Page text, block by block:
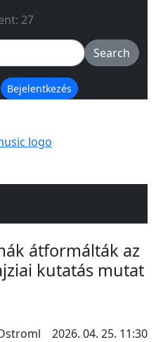
27
Bejelentkezés
átformálták az
kutatás mutat
2026. 04. 25. 11:30